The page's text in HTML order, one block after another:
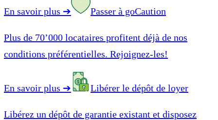
En savoir plus ➔ Passer à goCaution
Plus de 70’000 locataires profitent déjà de nos
conditions préférentielles. Rejoignez-les!
En savoir plus ➔ Libérer le dépôt de loyer
Libérez un dépôt de garantie existant et disposez